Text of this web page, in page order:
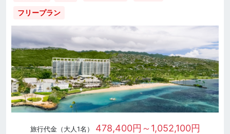
フリープラン
旅行代金（大人1名） 478,400円～1,052,100円